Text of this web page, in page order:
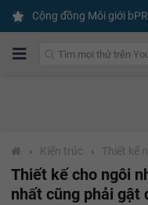
Cộng đồng Môi giới
› Kiến trúc › Thiết kế
Thiết kế cho ngôi
nhất cũng phải gật